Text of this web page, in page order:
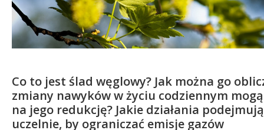
Co to jest ślad węglowy? Jak można go
zmiany nawyków w życiu codziennym
na jego redukcję? Jakie działania podejmują
uczelnie, by ograniczać emisje gazów